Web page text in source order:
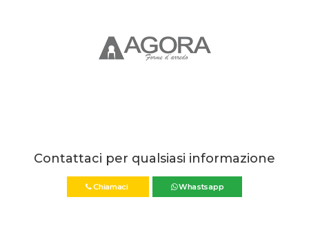
Contattaci per qualsiasi informazione
Chiamaci Whastsapp